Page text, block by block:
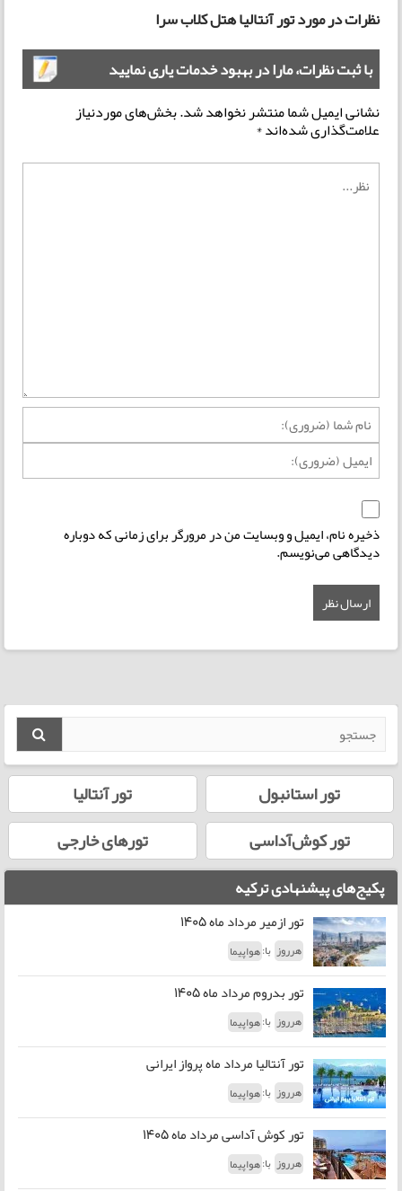
نظرات در مورد تور آنتالیا هتل کلاب سرا
با ثبت نظرات، مارا در بهبود خدمات یاری نمایید
نشانی ایمیل شما منتشر نخواهد شد.بخش‌های موردنیاز
علامت‌گذاری شده‌اند*
ذخیره نام، ایمیل و وبسایت من در مرورگر برای زمانی که دوباره
دیدگاهی می‌نویسم.
تور استانبول
تور آنتالیا
تور کوش‌آداسی
تورهای خارجی
پکیج‌های پیشنهادی ترکیه
تور ازمیر مرداد ماه 1405
هرروز با:هواپیما
تور بدروم مرداد ماه 1405
هرروز با:هواپیما
تور آنتالیا مرداد ماه پرواز ایرانی
هرروز با:هواپیما
تور کوش آداسی مرداد ماه 1405
هرروز با:هواپیما